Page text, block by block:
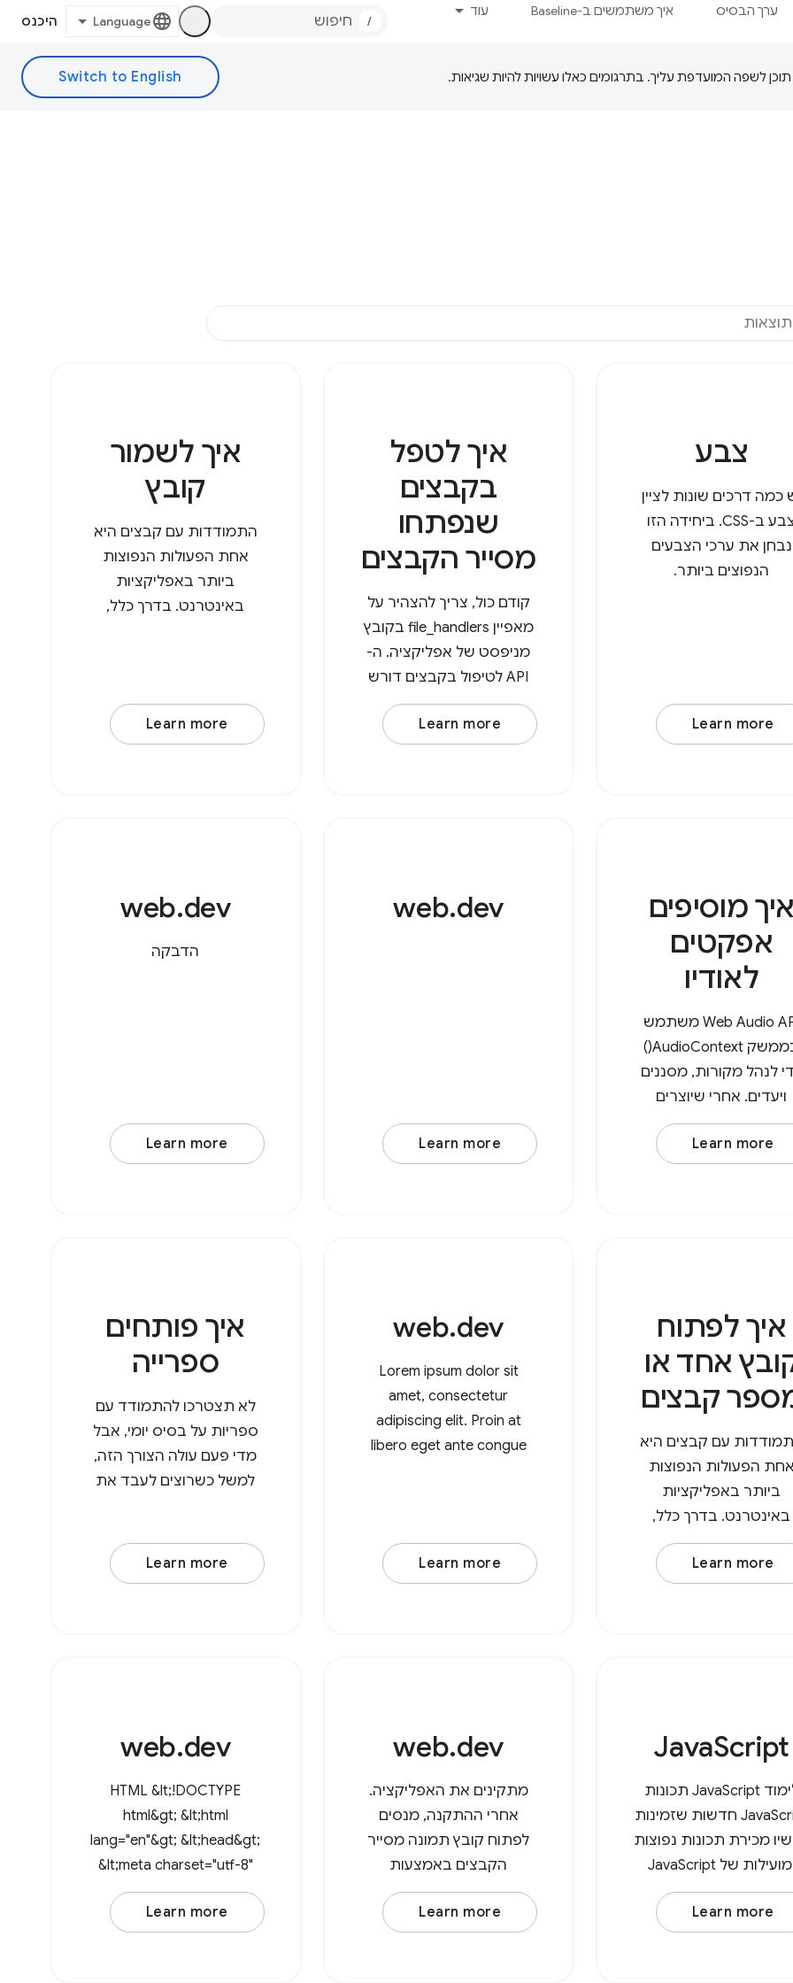
ערך הבסיס איך משתמשים ב-Baseline עוד
/ היכנס
צבע
כמה דרכים שונות לציין
צבע ב-CSS. ביחידה הזו
נבחן את ערכי הצבעים
הנפוצים ביותר.
Learn more
איך לטפל
בקבצים
שנפתחו
מסייר הקבצים
קודם כול, צריך להצהיר על
מאפיין file_handlers בקובץ
מניפסט של אפליקציה. ה-
API לטיפול בקבצים דורש
לציין את המאפיין action
(כתובת URL לטיפול) ואתLearn more
איך לשמור
קובץ
התמודדות עם קבצים היא
אחת הפעולות הנפוצות
ביותר באפליקציות
באינטרנט. בדרך כלל,
עותק בתיקיית ההורדות. עם
ה-API לגישה למערכת
Learn more
איך מוסיפים
אפקטים
לאודיו
‫Web Audio API משתמש
בממשק AudioContext()
לנהל מקורות, מסננים
ויעדים. אחרי שיוצרים
AudioContext() חדש,
צומת של מקור אודיו,
Learn more
web.dev
Learn more
web.dev
הדבקה
Learn more
איך לפתוח
אחד או
קבצים
עם קבצים היא
אחת הפעולות הנפוצות
ביותר באפליקציות
באינטרנט. בדרך כלל,
צריכים להעלות
קובץ, לבצע בו שינויים ואז
Learn more
web.dev
Lorem ipsum dolor sit
amet, consectetur
adipiscing elit. Proin at
libero eget ante congue
mattis sed lorem. לורם
איפסום דולור סיט אמט,
Learn more
איך פותחים
ספרייה
לא תצטרכו להתמודד עם
ספריות על בסיס יומי, אבל
מדי פעם עולה הצורך הזה,
למשל כשרוצים לעבד את
המשתמשים יכולים עכשיו
לפתוח ספריות בדפדפן
Learn more
JavaScript
לימוד JavaScript תכונות
JavaScript חדשות שזמינות
מכירת תכונות נפוצות
ומועילות של JavaScript
אופטימיזציה של INP נמוך
שנגרם על ידי JavaScriptLearn more
web.dev
מתקינים את האפליקציה.
אחרי ההתקנה, מנסים
לפתוח קובץ תמונה מסייר
הקבצים באמצעות
האפליקציה.
Learn more
web.dev
HTML &lt;!DOCTYPE
html&gt; &lt;html
lang="en"&gt; &lt;head&gt;
&lt;meta charset="utf-8"
/&gt; &lt;meta
name="viewport"
Learn more